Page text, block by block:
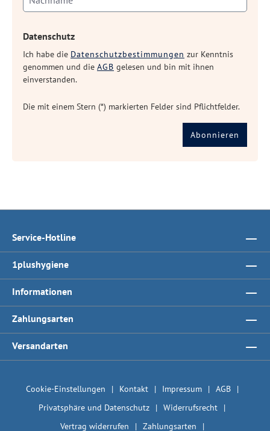
Datenschutz
Ich habe die Datenschutzbestimmungen zur Kenntnis
genommen und die AGB gelesen und bin mit ihnen
einverstanden.
Die mit einem Stern (*) markierten Felder sind Pflichtfelder.
Abonnieren
Service-Hotline
1plushygiene
Informationen
Zahlungsarten
Versandarten
Cookie-Einstellungen Kontakt Impressum
AGB
Privatsphäre und Datenschutz
Widerrufsrecht
Vertrag widerrufen
Zahlungsarten